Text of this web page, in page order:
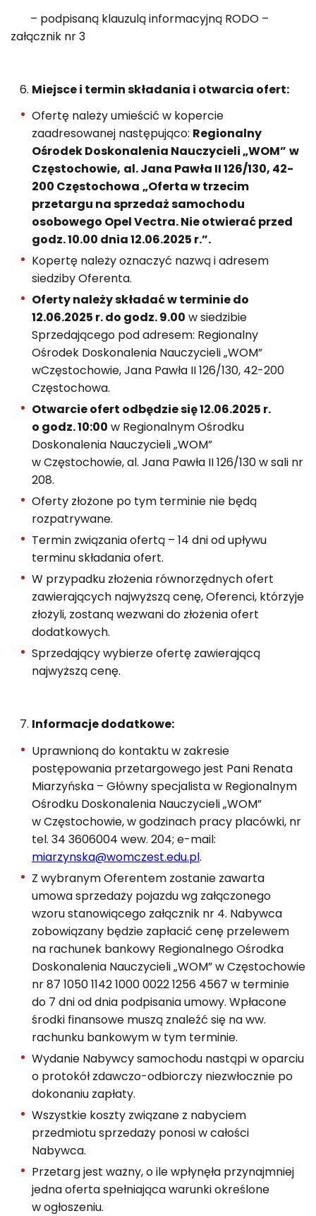
– podpisaną klauzulą informacyjną RODO –
załącznik nr 3
Miejsce i termin składania i otwarcia ofert:
Ofertę należy umieścić w kopercie
zaadresowanej następująco: Regionalny
Ośrodek Doskonalenia Nauczycieli „WOM” w
Częstochowie, al. Jana Pawła II 126/130, 42-
200 Częstochowa „Oferta w trzecim
przetargu na sprzedaż samochodu
osobowego Opel Vectra. Nie otwierać przed
godz. 10.00 dnia 12.06.2025 r.”.
Kopertę należy oznaczyć nazwą i adresem
siedziby Oferenta.
Oferty należy składaćw terminie do
12.06.2025 r. do godz. 9.00 w siedzibie
Sprzedającego pod adresem: Regionalny
Ośrodek Doskonalenia Nauczycieli „WOM”
wCzęstochowie, Jana Pawła II 126/130, 42-200
Częstochowa.
Otwarcie ofert odbędzie się 12.06.2025 r.
o godz. 10:00 w Regionalnym Ośrodku
Doskonalenia Nauczycieli „WOM”
w Częstochowie, al. Jana Pawła II 126/130 w sali nr
208.
Oferty złożone po tym terminie nie będą
rozpatrywane.
Termin związania ofertą – 14 dni od upływu
terminu składania ofert.
W przypadku złożenia równorzędnych ofert
zawierających najwyższą cenę, Oferenci, którzyje
złożyli, zostaną wezwani do złożenia ofert
dodatkowych.
Sprzedający wybierze ofertę zawierającą
najwyższą cenę.
Informacje dodatkowe:
Uprawnioną do kontaktu w zakresie
postępowania przetargowego jest Pani Renata
Miarzyńska – Główny specjalista w Regionalnym
Ośrodku Doskonalenia Nauczycieli „WOM”
w Częstochowie, w godzinach pracy placówki, nr
tel. 34 3606004 wew. 204; e-mail:
miarzynska@womczest.edu.pl.
Z wybranym Oferentem zostanie zawarta
umowa sprzedaży pojazdu wg załączonego
wzoru stanowiącego załącznik nr 4. Nabywca
zobowiązany będzie zapłacić cenę przelewem
na rachunek bankowy Regionalnego Ośrodka
Doskonalenia Nauczycieli „WOM” w Częstochowie
nr 87 1050 1142 1000 0022 1256 4567 w terminie
do 7 dni od dnia podpisania umowy. Wpłacone
środki finansowe muszą znaleźć się na ww.
rachunku bankowym w tym terminie.
Wydanie Nabywcy samochodu nastąpi w oparciu
o protokół zdawczo-odbiorczy niezwłocznie po
dokonaniu zapłaty.
Wszystkie koszty związane z nabyciem
przedmiotu sprzedaży ponosi w całości
Nabywca.
Przetarg jest ważny, o ile wpłynęła przynajmniej
jedna oferta spełniająca warunki określone
w ogłoszeniu.